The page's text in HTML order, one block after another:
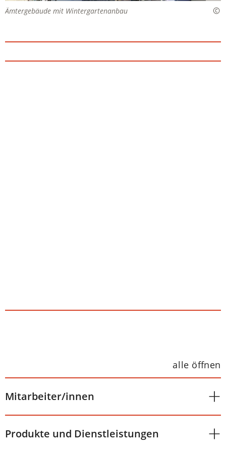
Ämtergebäude mit Wintergartenanbau
alle öffnen
Mitarbeiter/innen
Produkte und Dienstleistungen